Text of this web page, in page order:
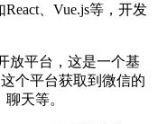
、Vue.js等，开发
放平台，这是一个基
个平台获取到微信的
天等。